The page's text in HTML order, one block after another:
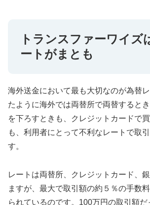
トランスファーワイズ
ートがまとも
海外送金において最も大切なのが為替
たように海外では両替所で両替すると
を下ろすときも、クレジットカードで
も、利用者にとって不利なレートで取
す。
レートは両替所、クレジットカード、
ますが、最大で取引額の約５％の手数
られているのです。100万円の取引額